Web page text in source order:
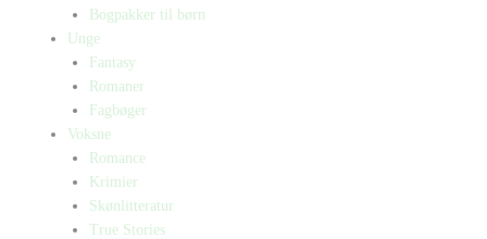
Bogpakker til børn
Unge
Fantasy
Romaner
Fagbøger
Voksne
Romance
Krimier
Skønlitteratur
True Stories